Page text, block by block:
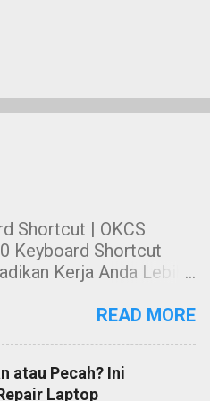
Shortcut | OKCS
Keyboard Shortcut
Kerja Anda Lebih
tentang Keyboard
Anda Lebih Cekap
READ MORE
atau Pecah? Ini
Laptop